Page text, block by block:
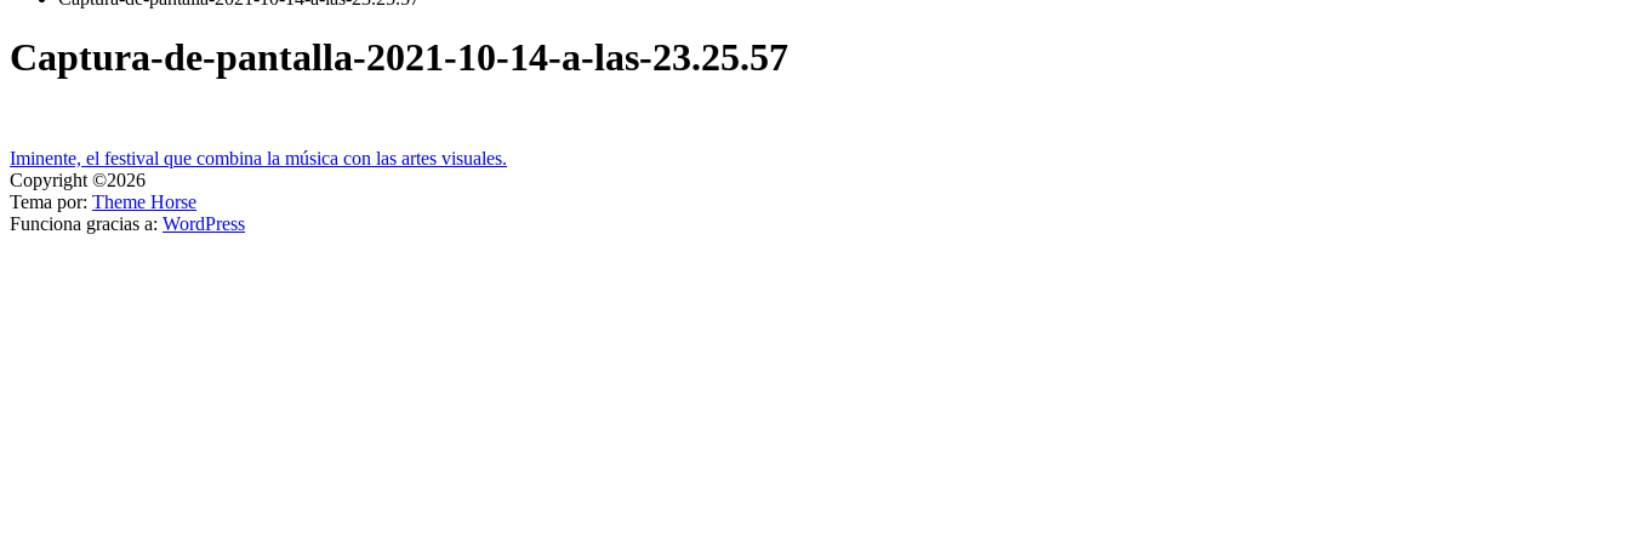
Captura-de-pantalla-2021-10-14-a-las-23.25.57
Navegación
de
entradas
Iminente, el festival que combina la música con las artes visuales.
Copyright ©2026
Tema por: Theme Horse
Funciona gracias a: WordPress